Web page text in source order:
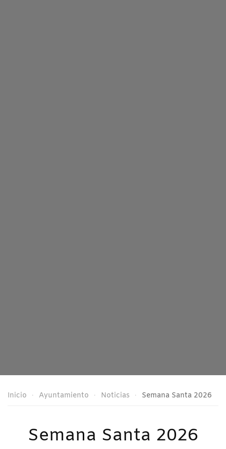
Inicio Ayuntamiento Noticias Semana Santa 2026
Semana Santa 2026